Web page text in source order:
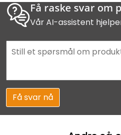
Få raske svar om
Vår AI-assistent
Få svar nå